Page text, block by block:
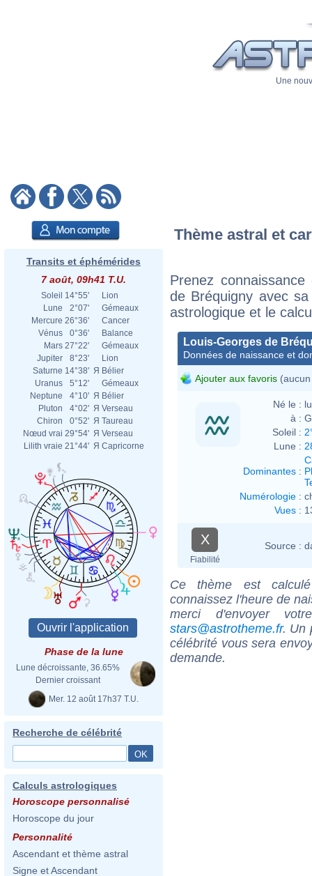
Une
Transits et éphémérides
7 août, 09h41 T.U.
Soleil 14°55'
Lion
Lune
2°07'
Gémeaux
Mercure 26°36'
Cancer
Vénus
0°36'
Balance
Mars 27°22'
Gémeaux
Jupiter
8°23'
Lion
Saturne 14°38' Я Bélier
Uranus
5°12'
Gémeaux
Neptune
4°10' Я Bélier
Pluton
4°02' Я Verseau
Chiron
0°52' Я Taureau
Nœud vrai 29°54' Я Verseau
Lilith vraie 21°44' Я Capricorne
Phase de la lune
Lune décroissante, 36.65%
Dernier croissant
Mer. 12 août 17h37 T.U.
Recherche de célébrité
Calculs astrologiques
Horoscope personnalisé
Horoscope du jour
Personnalité
Ascendant et thème astral
Signe et Ascendant
Thème astral et
Prenez
de Bréquigny avec
astrologique et le
Louis-Georges de
Données de naissance et
Ajouter aux favoris
Né le :
à :
Soleil :
Lune :
Dominantes :
Numérologie :
Vues :
X
Fiabilité
Source :
Ce thème est
connaissez l'heure de
merci d'envoyer
stars@astrotheme.fr. Un
célébrité vous sera
demande.